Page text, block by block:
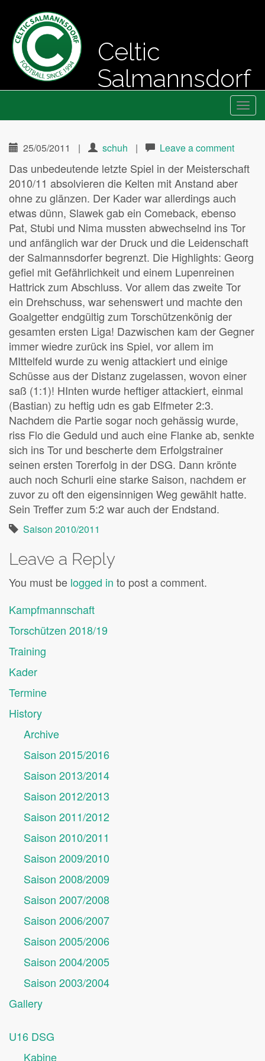
Celtic
Salmannsdorf
Menu
25/05/2011 | schuh | Leave a comment
Das unbedeutende letzte Spiel in der Meisterschaft
2010/11 absolvieren die Kelten mit Anstand aber
ohne zu glänzen. Der Kader war allerdings auch
etwas dünn, Slawek gab ein Comeback, ebenso
Pat, Stubi und Nima mussten abwechselnd ins Tor
und anfänglich war der Druck und die Leidenschaft
der Salmannsdorfer begrenzt. Die Highlights: Georg
gefiel mit Gefährlichkeit und einem Lupenreinen
Hattrick zum Abschluss. Vor allem das zweite Tor
ein Drehschuss, war sehenswert und machte den
Goalgetter endgültig zum Torschützenkönig der
gesamten ersten Liga! Dazwischen kam der Gegner
immer wiedre zurück ins Spiel, vor allem im
MIttelfeld wurde zu wenig attackiert und einige
Schüsse aus der Distanz zugelassen, wovon einer
saß (1:1)! HInten wurde heftiger attackiert, einmal
(Bastian) zu heftig udn es gab Elfmeter 2:3.
Nachdem die Partie sogar noch gehässig wurde,
riss Flo die Geduld und auch eine Flanke ab, senkte
sich ins Tor und bescherte dem Erfolgstrainer
seinen ersten Torerfolg in der DSG. Dann krönte
auch noch Schurli eine starke Saison, nachdem er
zuvor zu oft den eigensinnigen Weg gewählt hatte.
Sein Treffer zum 5:2 war auch der Endstand.
Saison 2010/2011
Leave a Reply
You must be logged in to post a comment.
Kampfmannschaft
Torschützen 2018/19
Training
Kader
Termine
History
Archive
Saison 2015/2016
Saison 2013/2014
Saison 2012/2013
Saison 2011/2012
Saison 2010/2011
Saison 2009/2010
Saison 2008/2009
Saison 2007/2008
Saison 2006/2007
Saison 2005/2006
Saison 2004/2005
Saison 2003/2004
Gallery
U16 DSG
Kabine